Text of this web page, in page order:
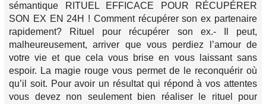
sémantique RITUEL EFFICACE POUR RÉCUPÉRER
SON EX EN 24H ! Comment récupérer son ex partenaire
rapidement? Rituel pour récupérer son ex.- Il peut,
malheureusement, arriver que vous perdiez l’amour de
votre vie et que cela vous brise en vous laissant sans
espoir. La magie rouge vous permet de le reconquérir où
qu’il soit. Pour avoir un résultat qui répond à vos attentes
vous devez non seulement bien réaliser le rituel pour